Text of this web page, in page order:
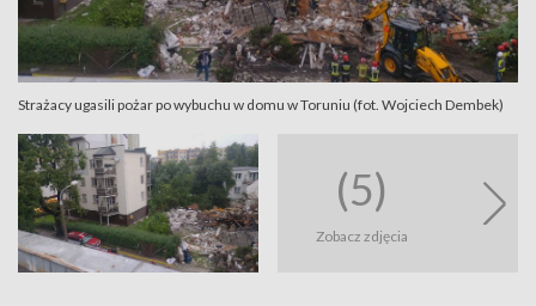
Strażacy ugasili pożar po wybuchu w domu w Toruniu (fot. Wojciech Dembek)
(5)
Zobacz zdjęcia